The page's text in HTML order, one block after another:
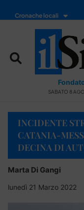
Cronache locali
SABATO 8
INCIDENTE
CATANIA-
DECINA DI
Marta Di Gangi
lunedì 21 Marzo 2022